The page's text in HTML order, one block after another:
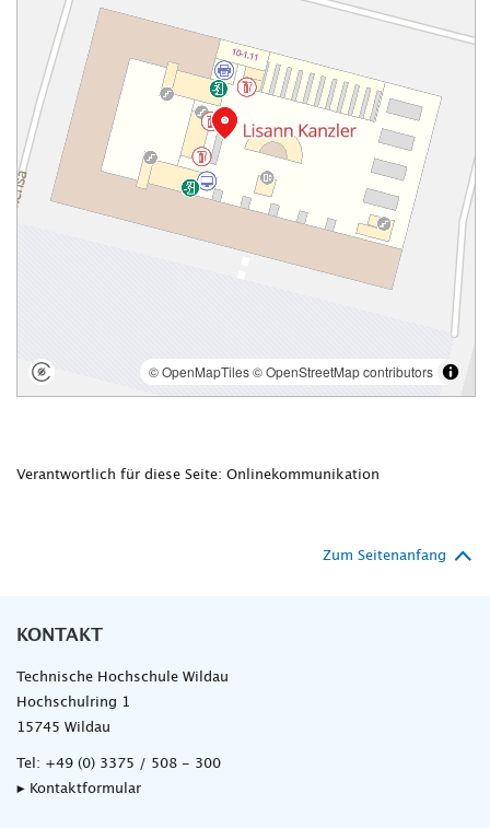
Verantwortlich für diese Seite: Onlinekommunikation
Zum Seitenanfang
KONTAKT
Technische Hochschule Wildau
Hochschulring 1
15745 Wildau
Tel: +49 (0) 3375 / 508 - 300
▸ Kontaktformular